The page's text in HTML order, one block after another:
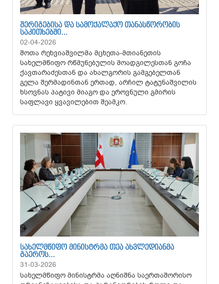
ᲨᲔᲠᲘᲒᲔᲑᲘᲡᲐ ᲓᲐ ᲡᲐᲛᲝᲥᲐᲚᲐᲥᲝ ᲗᲐᲜᲐᲡᲬᲝᲠᲝᲑᲘᲡ
ᲡᲐᲙᲘᲗᲮᲔᲑᲨᲘ…
02-04-2026
შოთა რეხვიაშვილმა მცხეთა-მთიანეთის
სახელმწიფო რწმუნებულის მოადგილესთან გოჩა
ქავთარაძესთან და ახალგორის გამგებელთან
გელა შერმადინთან ერთად, არჩილ ტატუნაშვილის
ხსოვნას პატივი მიაგო და ეროვნული გმირის
საფლავი ყვავილებით შეამკო.
ᲡᲐᲮᲔᲚᲛᲬᲘᲤᲝ ᲛᲘᲜᲘᲡᲢᲠᲛᲐ ᲗᲔᲐ ᲐᲮᲕᲚᲔᲓᲘᲐᲜᲛᲐ
ᲒᲐᲔᲠᲝᲡ…
31-03-2026
სახელმწიფო მინისტრმა აღნიშნა საერთაშორისო